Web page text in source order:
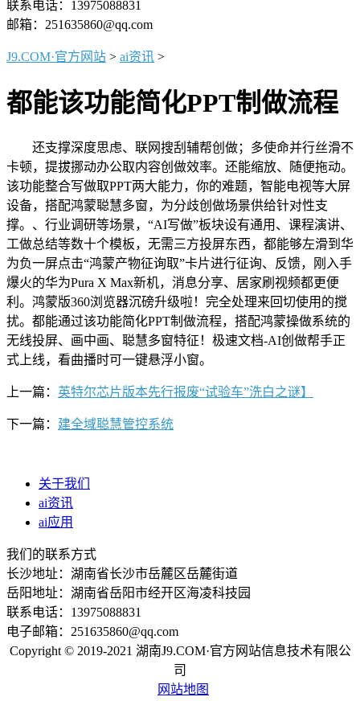
联系电话：13975088831
邮箱：251635860@qq.com
J9.COM·官方网站 > ai资讯 >
都能该功能简化PPT制做流程
还支撑深度思虑、联网搜刮辅帮创做；多使命并行丝滑不
卡顿，提拔挪动办公取内容创做效率。还能缩放、随便拖动。
该功能整合写做取PPT两大能力，你的难题，智能电视等大屏
设备，搭配鸿蒙聪慧多窗，为分歧创做场景供给针对性支
撑。、行业调研等场景，“AI写做”板块设有通用、课程演讲、
工做总结等数十个模板，无需三方投屏东西，都能够左滑到华
为负一屏点击“鸿蒙产物征询取”卡片进行征询、反馈，刚入手
爆火的华为Pura X Max新机，消息分享、居家刷视频都更便
利。鸿蒙版360浏览器沉磅升级啦！完全处理来回切使用的搅
扰。都能通过该功能简化PPT制做流程，搭配鸿蒙操做系统的
无线投屏、画中画、聪慧多窗特征！极速文档-AI创做帮手正
式上线，看曲播时可一键悬浮小窗。
上一篇： 英特尔芯片版本先行报废“试验车”洗白之谜】
下一篇： 建全域聪慧管控系统
关于我们
ai资讯
ai应用
我们的联系方式
长沙地址：湖南省长沙市岳麓区岳麓街道
岳阳地址：湖南省岳阳市经开区海凌科技园
联系电话：13975088831
电子邮箱：251635860@qq.com
Copyright © 2019-2021 湖南J9.COM·官方网站信息技术有限公
司
网站地图